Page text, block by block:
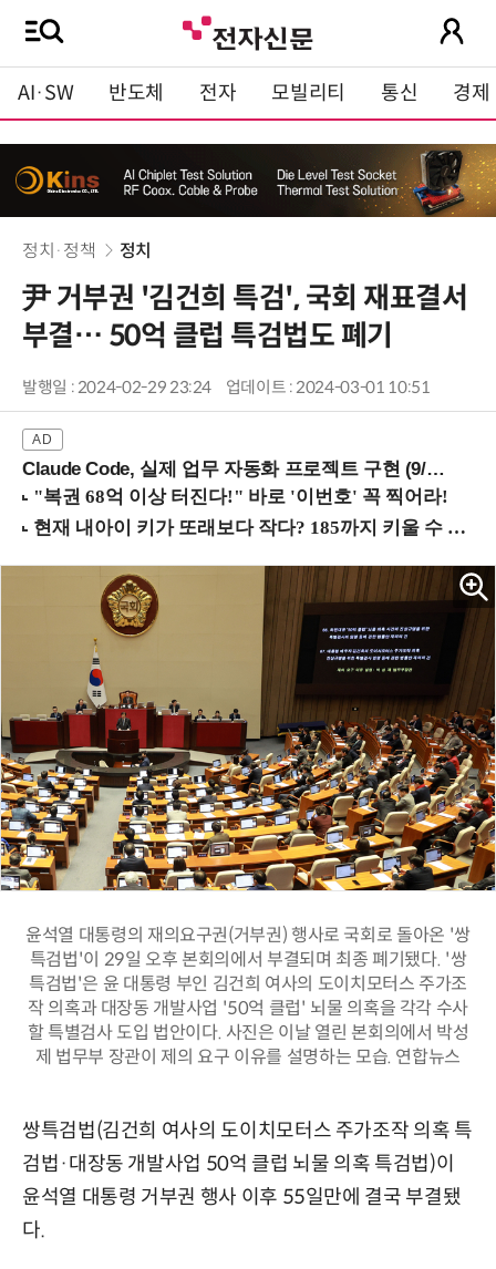
AI·SW 반도체 전자 모빌리티 통신 경제
정치·정책 정치
尹 거부권 '김건희 특검', 국회 재표결서
부결… 50억 클럽 특검법도 폐기
발행일 : 2024-02-29 23:24 업데이트 : 2024-03-01 10:51
Claude Code, 실제 업무 자동화 프로젝트 구현 (9/16 ~17 강남역)
윤석열 대통령의 재의요구권(거부권) 행사로 국회로 돌아온 '쌍
특검법'이 29일 오후 본회의에서 부결되며 최종 폐기됐다. '쌍
특검법'은 윤 대통령 부인 김건희 여사의 도이치모터스 주가조
작 의혹과 대장동 개발사업 '50억 클럽' 뇌물 의혹을 각각 수사
할 특별검사 도입 법안이다. 사진은 이날 열린 본회의에서 박성
제 법무부 장관이 제의 요구 이유를 설명하는 모습. 연합뉴스
쌍특검법(김건희 여사의 도이치모터스 주가조작 의혹 특
검법·대장동 개발사업 50억 클럽 뇌물 의혹 특검법)이
윤석열 대통령 거부권 행사 이후 55일만에 결국 부결됐
다.